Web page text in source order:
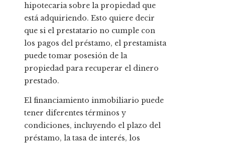
hipotecaria sobre la propiedad que
está adquiriendo. Esto quiere decir
que si el prestatario no cumple con
los pagos del préstamo, el prestamista
puede tomar posesión de la
propiedad para recuperar el dinero
prestado.
El financiamiento inmobiliario puede
tener diferentes términos y
condiciones, incluyendo el plazo del
préstamo, la tasa de interés, los